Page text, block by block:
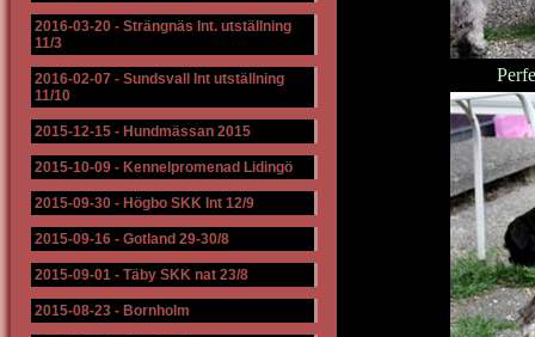
2016-03-20 - Strängnäs Int. utställning
11/3
2016-02-07 - Sundsvall Int utställning
11/10
2015-12-15 - Hundmässan 2015
2015-10-09 - Kennelpromenad Lidingö
2015-09-30 - Högbo SKK Int 12/9
2015-09-16 - Gotland 29-30/8
2015-09-01 - Täby SKK nat 23/8
2015-08-23 - Bornholm